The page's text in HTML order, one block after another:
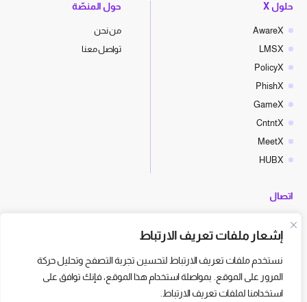
إشعار ملفات تعريف الارتباط
نستخدم ملفات تعريف الارتباط لتحسين تجربة التصفح وتحليل حركة
المرور على الموقع. بمواصلة استخدام هذا الموقع، فإنك توافق على
استخدامنا لملفات تعريف الارتباط.
حلول X
AwareX
LMSX
PolicyX
PhishX
GameX
CntntX
MeetX
HUBX
حول المنصّة
من نحن
تواصل معنا
اتصال
hello@cyberx.world